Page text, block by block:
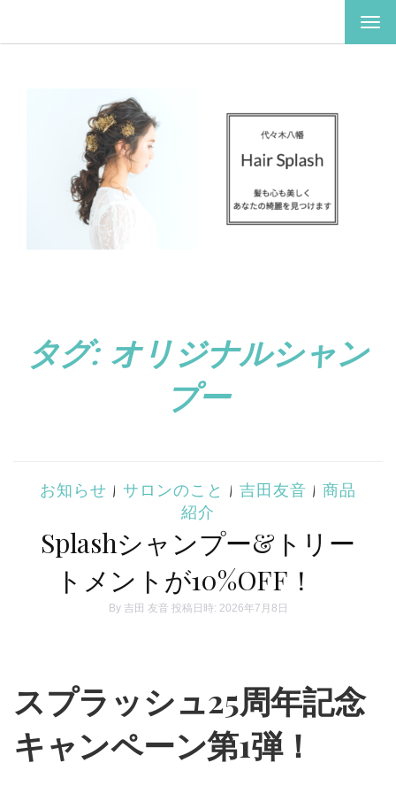
ナ
ゲ
タグ: オリジナルシャン
プー
お知らせ | サロンのこと | 吉田友音 | 商品
紹介
Splashシャンプー&トリー
トメントが10%OFF！
By 吉田 友音 投稿日時: 2026年7月8日
スプラッシュ25周年記念
キャンペーン第1弾！